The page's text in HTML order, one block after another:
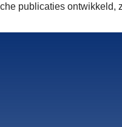
publicaties ontwikkeld,